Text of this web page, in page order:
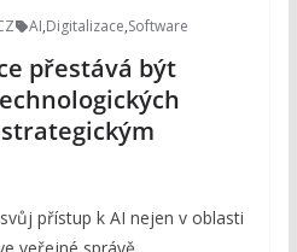
AI,Digitalizace,Software
přestává být
přístup k AI nejen v oblasti